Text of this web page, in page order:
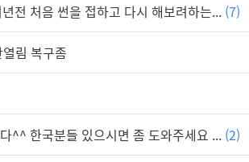
전 처음 썬을 접하고 다시 해보려하는... (7)
림 복구좀
^^ 한국분들 있으시면 좀 도와주세요 ... (2)